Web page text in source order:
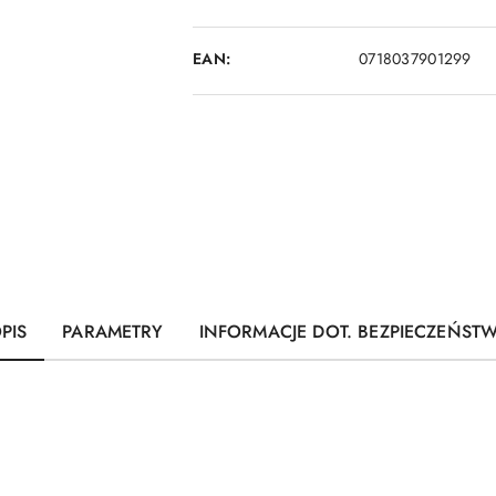
EAN: 0718037901299
PARAMETRY INFORMACJE DOT.